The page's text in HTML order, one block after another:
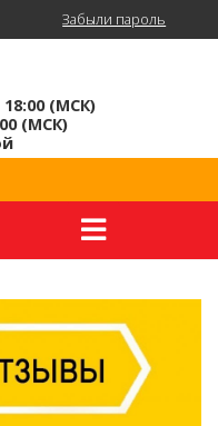
Забыли пароль
18:00 (МСК)
(МСК)